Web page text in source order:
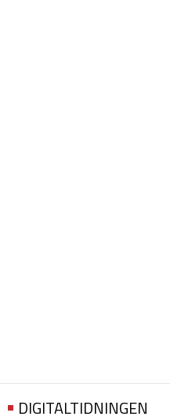
DIGITALTIDNINGEN